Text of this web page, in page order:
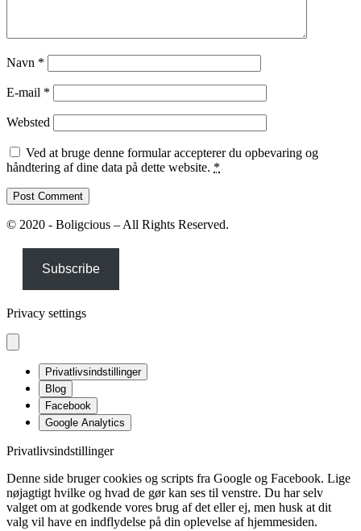
Navn *
E-mail *
Websted
Ved at bruge denne formular accepterer du opbevaring og
håndtering af dine data på dette website. *
© 2020 - Boligcious – All Rights Reserved.
Subscribe
Privacy settings
Privatlivsindstillinger
Blog
Facebook
Google Analytics
Privatlivsindstillinger
Denne side bruger cookies og scripts fra Google og Facebook. Lige
nøjagtigt hvilke og hvad de gør kan ses til venstre. Du har selv
valget om at godkende vores brug af det eller ej, men husk at dit
valg vil have en indflydelse på din oplevelse af hjemmesiden.